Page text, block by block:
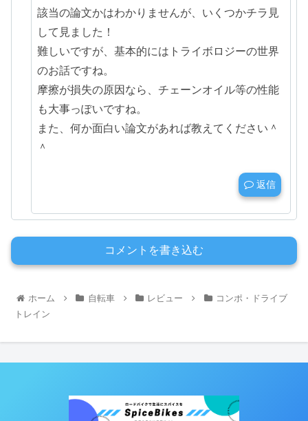
該当の論文かはわかりませんが、いくつかチラ見
して見ました！
難しいですが、基本的にはトライボロジーの世界
のお話ですね。
摩擦が損失の原因なら、チェーンオイル等の性能
も大事っぽいですね。
また、何か面白い論文があれば教えてください＾
＾
返信
コメントを書き込む
ホーム 自転車 レビュー
コンポ・ドライブ
トレイン